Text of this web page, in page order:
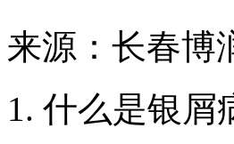
来源：长春博
1. 什么是银屑